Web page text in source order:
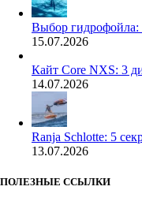
Выбор гидрофойла:
15.07.2026
Кайт Core NXS: 3
14.07.2026
Ranja Schlotte: 5
13.07.2026
ПОЛЕЗНЫЕ ССЫЛКИ